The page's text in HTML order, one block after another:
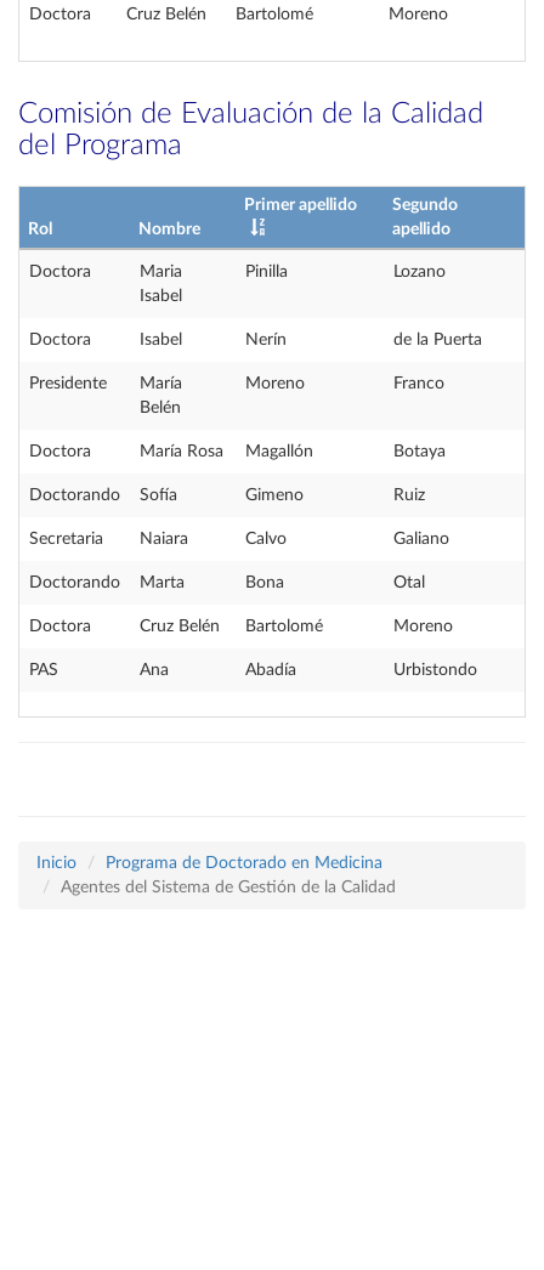
Doctora Cruz Belén Bartolomé Moreno
Comisión de Evaluación de la Calidad
del Programa
Rol Nombre
Primer apellido
Segundo
apellido
Doctora
Maria
Isabel
Pinilla Lozano
Doctora Isabel Nerín de la Puerta
Presidente
María
Belén
Moreno Franco
Doctora María Rosa Magallón Botaya
Doctorando Sofía Gimeno Ruiz
Secretaria Naiara Calvo Galiano
Doctorando Marta Bona Otal
Doctora Cruz Belén Bartolomé Moreno
PAS Ana Abadía Urbistondo
Inicio
Programa de Doctorado en Medicina
Agentes del Sistema de Gestión de la Calidad